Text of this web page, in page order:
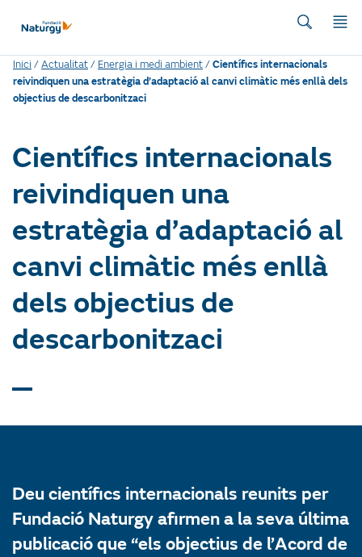
Inici /Actualitat/ Energia i medi ambient/Científics internacionals
reivindiquen una estratègia d’adaptació al canvi climàtic més enllà dels
objectius de descarbonitzaci
Científics internacionals
reivindiquen una
estratègia d’adaptació al
canvi climàtic més enllà
dels objectius de
descarbonitzaci
Deu científics internacionals reunits per
Fundació Naturgy afirmen a la seva última
publicació que “els objectius de l’Acord de